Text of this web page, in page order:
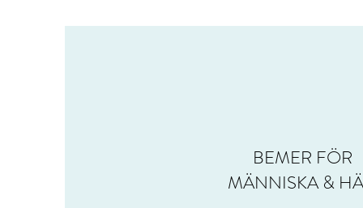
BEMER FÖR
MÄNNISKA &